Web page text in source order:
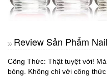
Review Sản Phẩm Nail
Công Thức: Thật tuyệt vời!
bóng. Không chỉ với công